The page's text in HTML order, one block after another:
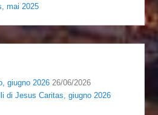
mai 2025
giugno 2026 26/06/2026
di Jesus Caritas, giugno 2026